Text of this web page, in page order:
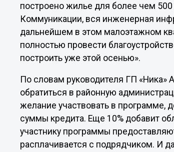
построено жилье для более чем
Коммуникации, вся инженерная
дальнейшем в этом малоэтажном
полностью провести
построить уже этой осенью».
По словам руководителя ГП «Ника»
обратиться в районную
желание участвовать в программе,
суммы кредита. Еще 10% добавит
участнику программы
расплачивается с подрядчиком. И